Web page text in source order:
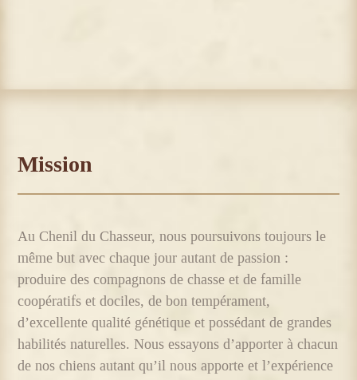
Mission
Au Chenil du Chasseur, nous poursuivons toujours le
même but avec chaque jour autant de passion :
produire des compagnons de chasse et de famille
coopératifs et dociles, de bon tempérament,
d’excellente qualité génétique et possédant de grandes
habilités naturelles. Nous essayons d’apporter à chacun
de nos chiens autant qu’il nous apporte et l’expérience